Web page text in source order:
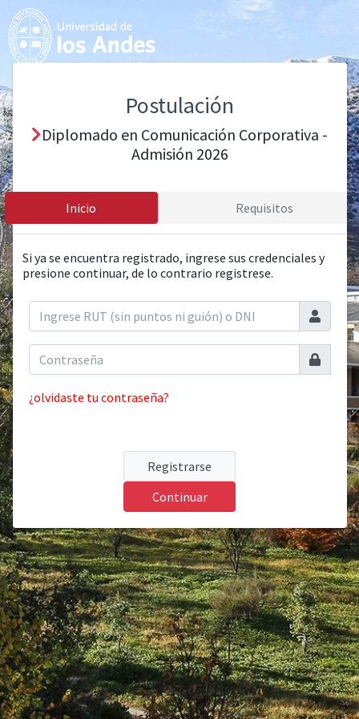
Postulación
Diplomado en Comunicación Corporativa -
Admisión 2026
Inicio Requisitos
Si ya se encuentra registrado, ingrese sus credenciales y
presione continuar, de lo contrario registrese.
¿olvidaste tu contraseña?
Registrarse
Continuar